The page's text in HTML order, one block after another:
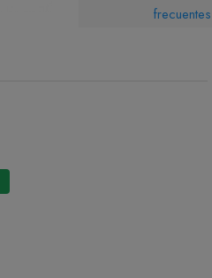
frecuentes